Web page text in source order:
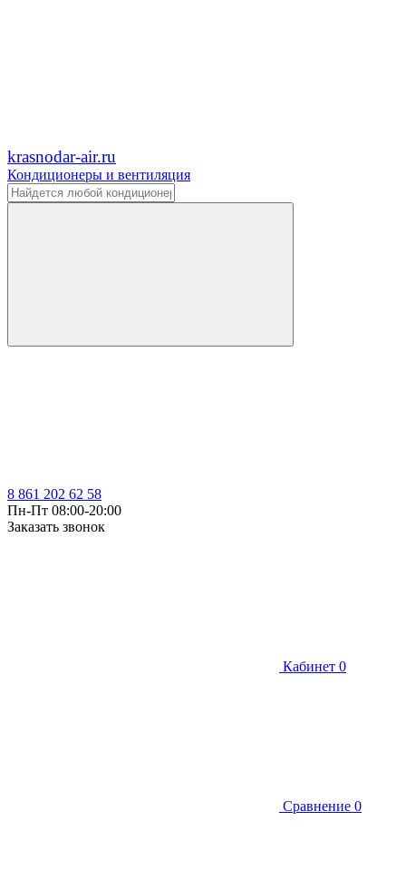
krasnodar-air.ru
Кондиционеры и вентиляция
8 861 202 62 58
Пн-Пт 08:00-20:00
Заказать звонок
Кабинет 0
Сравнение 0